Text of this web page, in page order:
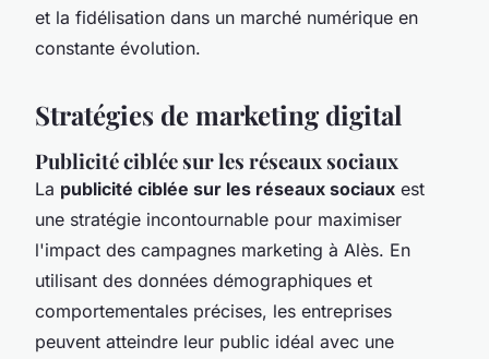
et la fidélisation dans un marché numérique en
constante évolution.
Stratégies de marketing digital
Publicité ciblée sur les réseaux sociaux
La publicité ciblée sur les réseaux sociaux est
une stratégie incontournable pour maximiser
l'impact des campagnes marketing à Alès. En
utilisant des données démographiques et
comportementales précises, les entreprises
peuvent atteindre leur public idéal avec une